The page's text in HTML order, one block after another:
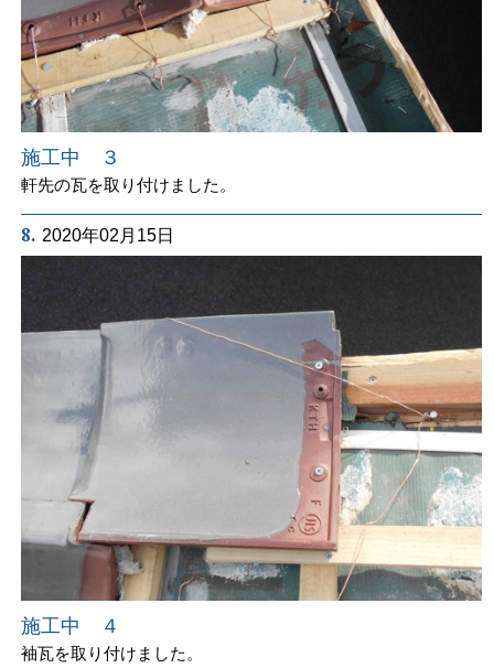
施工中 ３
軒先の瓦を取り付けました。
8. 2020年02月15日
施工中 ４
袖瓦を取り付けました。